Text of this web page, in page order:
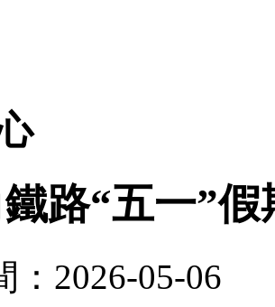
路“五一”
：2026-05-06